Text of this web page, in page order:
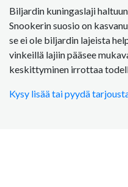
Biljardin kuningaslaji
Snookerin suosio on
se ei ole biljardin lajeista
vinkeillä lajiin pääsee
keskittyminen irrottaa
Kysy lisää tai pyydä